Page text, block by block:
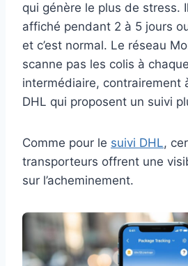
qui génère le plus de stress.
affiché pendant 2 à 5 jours
et c’est normal. Le réseau
scanne pas les colis à
intermédiaire, contrairement
DHL qui proposent un suivi
Comme pour le suivi DHL,
transporteurs offrent une
sur l’acheminement.